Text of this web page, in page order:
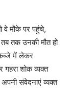
वे मौके पर पहुंचे,
तक उनकी मौत हो
में लेकर
गहरा शोक व्यक्त
संवेदनाएं व्यक्त